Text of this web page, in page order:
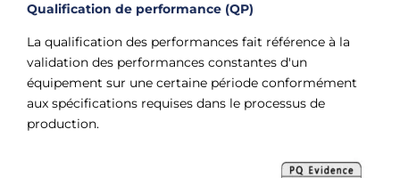
Qualification de performance (QP)
La qualification des performances fait référence à la
validation des performances constantes d'un
équipement sur une certaine période conformément
aux spécifications requises dans le processus de
production.